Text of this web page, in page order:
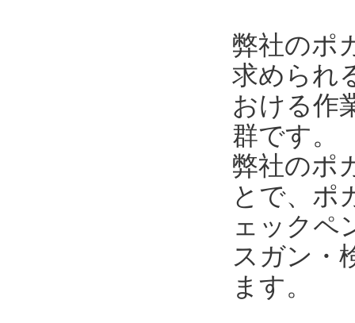
弊社のポ
求められ
おける作
群です。
弊社のポ
とで、ポ
ェックペ
スガン・
ます。